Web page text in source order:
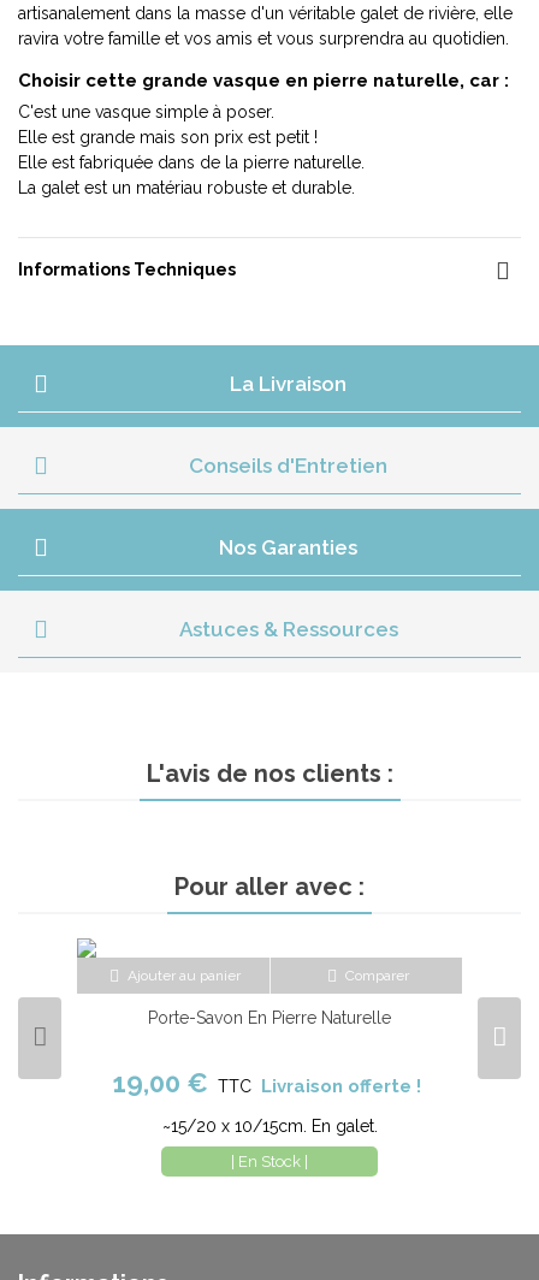
artisanalement dans la masse d'un véritable galet de rivière, elle
ravira votre famille et vos amis et vous surprendra au quotidien.
Choisir cette grande vasque en pierre naturelle, car :
C'est une vasque simple à poser.
Elle est grande mais son prix est petit !
Elle est fabriquée dans de la pierre naturelle.
La galet est un matériau robuste et durable.
Informations Techniques
La Livraison
Conseils d'Entretien
Nos Garanties
Astuces & Ressources
L'avis de nos clients :
Pour aller avec :
Ajouter au panier Comparer
Porte-Savon En Pierre Naturelle
19,00 € TTC Livraison offerte !
~15/20 x 10/15cm. En galet.
| En Stock |